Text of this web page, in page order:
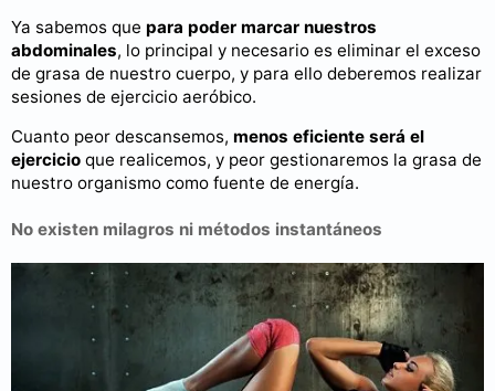
Ya sabemos que para poder marcar nuestros
abdominales, lo principal y necesario es eliminar el exceso
de grasa de nuestro cuerpo, y para ello deberemos realizar
sesiones de ejercicio aeróbico.
Cuanto peor descansemos, menos eficiente será el
ejercicio que realicemos, y peor gestionaremos la grasa de
nuestro organismo como fuente de energía.
No existen milagros ni métodos instantáneos